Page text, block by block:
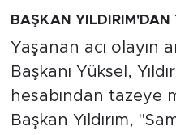
BAŞKAN YILDIRIM'DAN
Yaşanan acı olayın
Başkanı Yüksel,
hesabından tazeye
Başkan Yıldırım,